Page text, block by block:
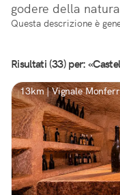
godere della
Questa descrizione è
Risultati (33) per:
13km | Vignale